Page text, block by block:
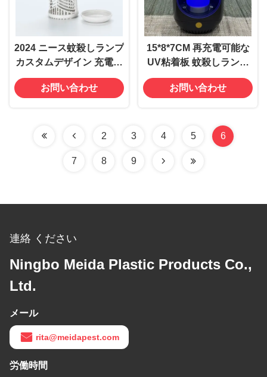
2024 ニース蚊殺しランプ
カスタムデザイン 充電可
能なUVライト 適用範囲
20-50平方メートルでコ
お問い合わせ
15*8*7CM 再充電可能な
UV粘着板 蚊殺しランプ
昆虫の蚊虫を消す ナイト
ライト
お問い合わせ
2 3 4 5 6
7 8 9
連絡 ください
Ningbo Meida Plastic Products Co.,
Ltd.
メール
rita@meidapest.com
労働時間